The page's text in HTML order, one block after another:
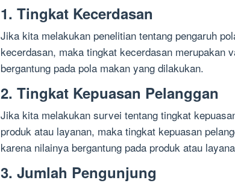
1. Tingkat Kecerdasan
Jika kita melakukan penelitian tentang pengaruh
kecerdasan, maka tingkat kecerdasan merupakan
bergantung pada pola makan yang dilakukan.
2. Tingkat Kepuasan Pelanggan
Jika kita melakukan survei tentang tingkat
produk atau layanan, maka tingkat kepuasan
karena nilainya bergantung pada produk atau
3. Jumlah Pengunjung